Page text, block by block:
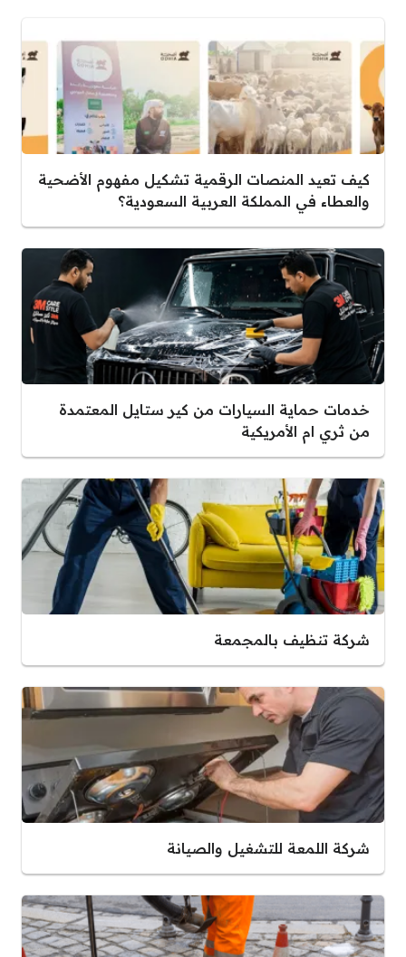
كيف تعيد المنصات الرقمية تشكيل مفهوم الأضحية
والعطاء في المملكة العربية السعودية؟
خدمات حماية السيارات من كير ستايل المعتمدة
من ثري ام الأمريكية
شركة تنظيف بالمجمعة
شركة اللمعة للتشغيل والصيانة